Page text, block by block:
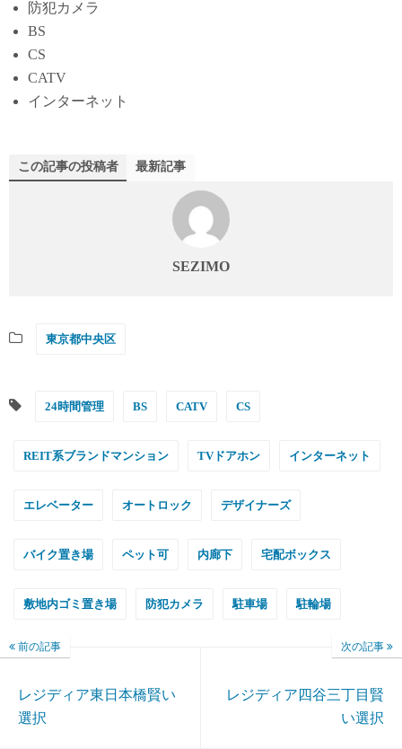
防犯カメラ
BS
CS
CATV
インターネット
この記事の投稿者 最新記事
SEZIMO
東京都中央区
24時間管理 BS CATV CS
REIT系ブランドマンション TVドアホン インターネット
エレベーター オートロック デザイナーズ
バイク置き場 ペット可 内廊下 宅配ボックス
敷地内ゴミ置き場 防犯カメラ 駐車場 駐輪場
前の記事
レジディア東日本橋賢い
選択
次の記事
レジディア四谷三丁目賢
い選択